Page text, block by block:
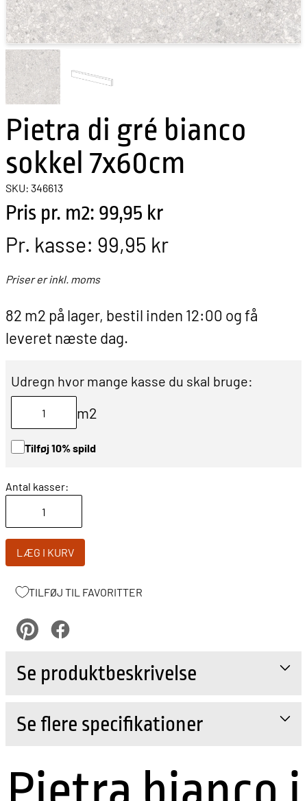
Pietra di gré bianco
sokkel 7x60cm
SKU: 346613
Pris pr. m2: 99,95 kr
Pr. kasse: 99,95 kr
Priser er inkl. moms
82 m2 på lager, bestil inden 12:00 og få
leveret næste dag.
Udregn hvor mange kasse du skal bruge:
m2
Tilføj 10% spild
Antal kasser:
LÆG I KURV
TILFØJ TIL FAVORITTER
pinterestFacebook
Se produktbeskrivelse
Se flere specifikationer